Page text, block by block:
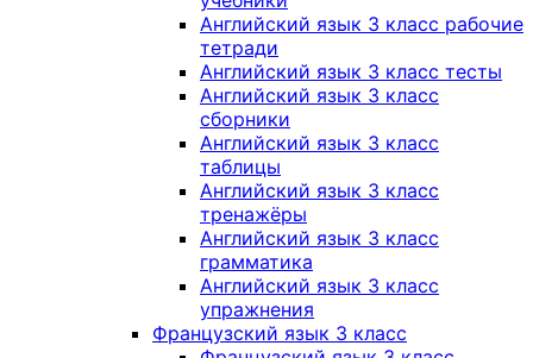
Английский язык 3 класс рабочие
тетради
Английский язык 3 класс тесты
Английский язык 3 класс
сборники
Английский язык 3 класс
таблицы
Английский язык 3 класс
тренажёры
Английский язык 3 класс
грамматика
Английский язык 3 класс
упражнения
Французский язык 3 класс